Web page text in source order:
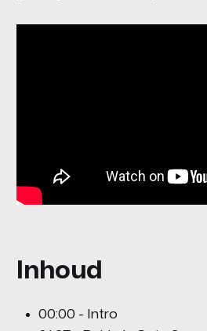
Inhoud
00:00 - Intro